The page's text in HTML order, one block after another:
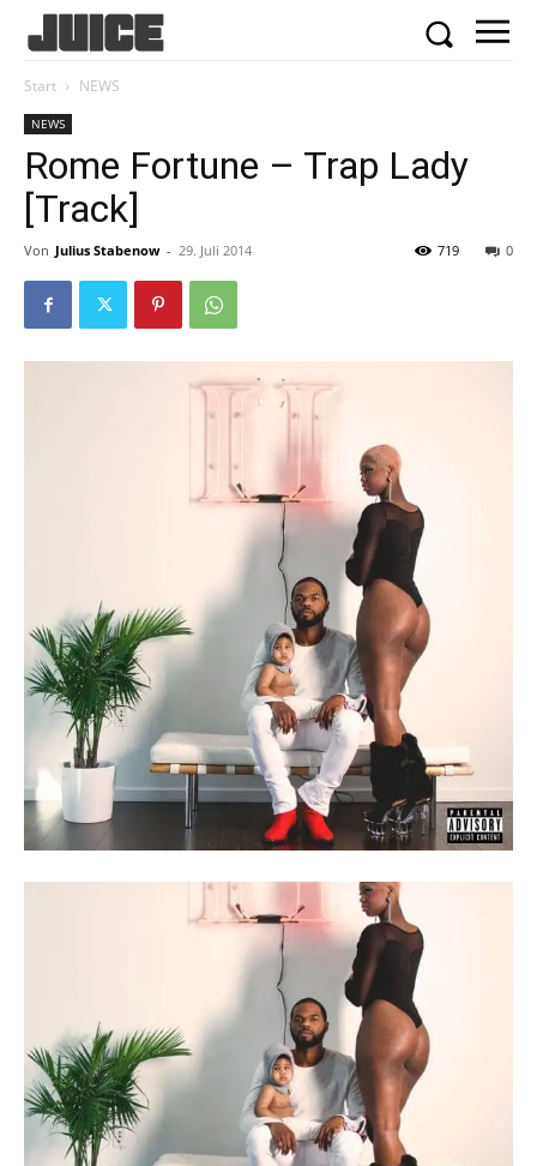
Start NEWS
NEWS
Rome Fortune – Trap Lady
[Track]
Von Julius Stabenow - 29. Juli 2014 0
719